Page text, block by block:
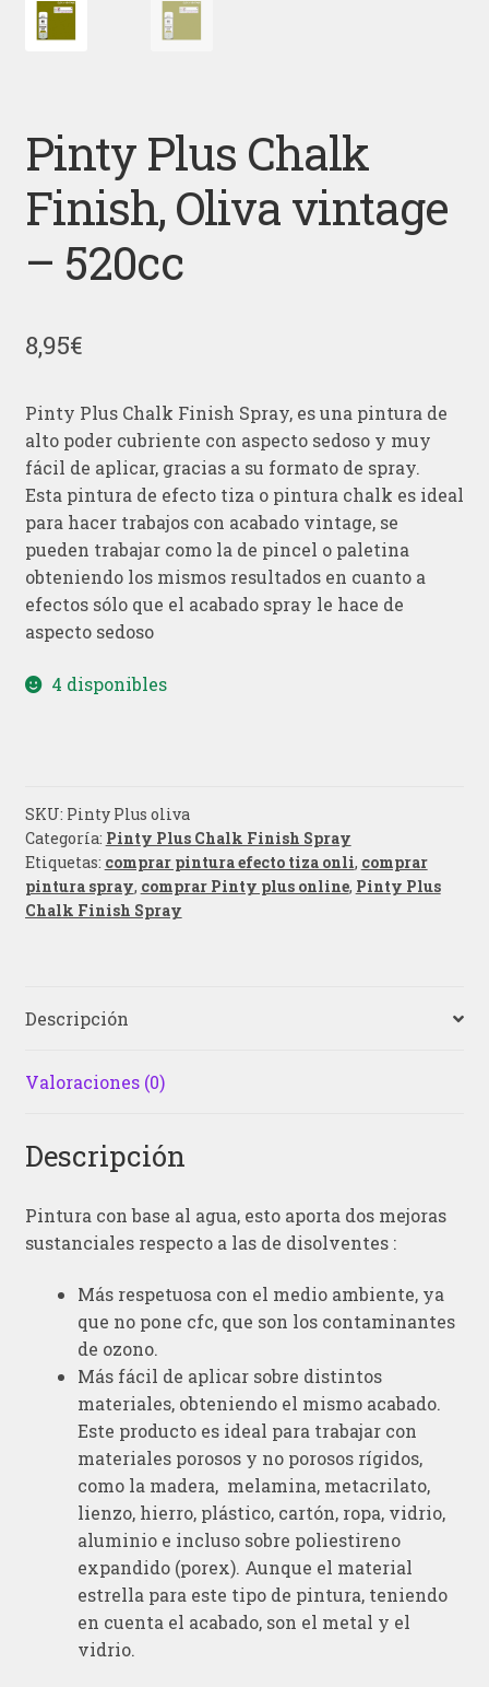
Pinty Plus Chalk
Finish, Oliva vintage
– 520cc
8,95€
Pinty Plus Chalk Finish Spray, es una pintura de
alto poder cubriente con aspecto sedoso y muy
fácil de aplicar, gracias a su formato de spray.
Esta pintura de efecto tiza o pintura chalk es ideal
para hacer trabajos con acabado vintage, se
pueden trabajar como la de pincel o paletina
obteniendo los mismos resultados en cuanto a
efectos sólo que el acabado spray le hace de
aspecto sedoso
4 disponibles
SKU: Pinty Plus oliva
Categoría: Pinty Plus Chalk Finish Spray
Etiquetas: comprar pintura efecto tiza onli, comprar
pintura spray, comprar Pinty plus online, Pinty Plus
Chalk Finish Spray
Descripción
Valoraciones (0)
Descripción
Pintura con base al agua, esto aporta dos mejoras
sustanciales respecto a las de disolventes :
Más respetuosa con el medio ambiente, ya
que no pone cfc, que son los contaminantes
de ozono.
Más fácil de aplicar sobre distintos
materiales, obteniendo el mismo acabado.
Este producto es ideal para trabajar con
materiales porosos y no porosos rígidos,
como la madera, melamina, metacrilato,
lienzo, hierro, plástico, cartón, ropa, vidrio,
aluminio e incluso sobre poliestireno
expandido (porex). Aunque el material
estrella para este tipo de pintura, teniendo
en cuenta el acabado, son el metal y el
vidrio.